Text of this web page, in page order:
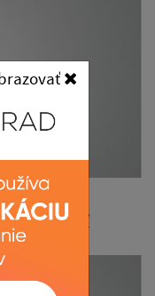
- schválený